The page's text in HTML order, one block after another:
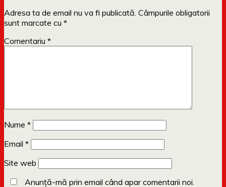
Adresa ta de email nu va fi publicată. Câmpurile obligatorii
sunt marcate cu *
Comentariu *
Nume *
Email *
Site web
Anunță-mă prin email când apar comentarii noi.